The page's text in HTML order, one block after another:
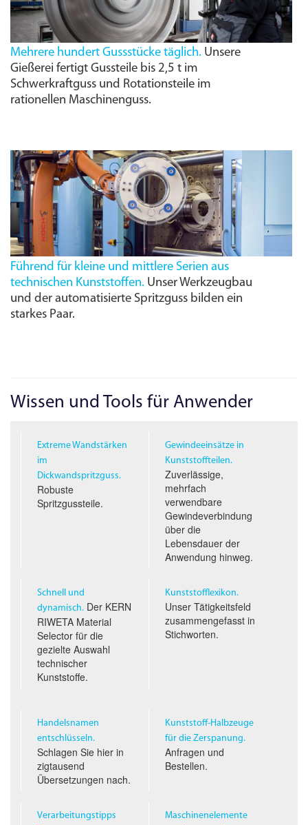
Mehrere hundert Gussstücke täglich. Unsere
Gießerei fertigt Gussteile bis 2,5 t im
Schwerkraftguss und Rotationsteile im
rationellen Maschinenguss.
Führend für kleine und mittlere Serien aus
technischen Kunststoffen. Unser Werkzeugbau
und der automatisierte Spritzguss bilden ein
starkes Paar.
Wissen und Tools für Anwender
Extreme Wandstärken
im
Dickwandspritzguss.
Robuste
Spritzgussteile.
Gewindeeinsätze in
Kunststoffteilen.
Zuverlässige,
mehrfach
verwendbare
Gewindeverbindung
über die
Lebensdauer der
Anwendung hinweg.
Schnell und
dynamisch.Der KERN
RIWETA Material
Selector für die
gezielte Auswahl
technischer
Kunststoffe.
Kunststofflexikon.
Unser Tätigkeitsfeld
zusammengefasst in
Stichworten.
Handelsnamen
entschlüsseln.
Schlagen Sie hier in
zigtausend
Übersetzungen nach.
Kunststoff-Halbzeuge
für die Zerspanung.
Anfragen und
Bestellen.
Verarbeitungstipps
Maschinenelemente